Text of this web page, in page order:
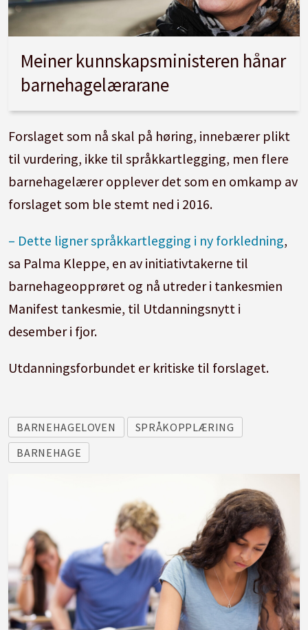
Meiner kunnskapsministeren hånar
barnehagelærarane
Forslaget som nå skal på høring, innebærer plikt
til vurdering, ikke til språkkartlegging, men flere
barnehagelærer opplever det som en omkamp av
forslaget som ble stemt ned i 2016.
– Dette ligner språkkartlegging i ny forkledning,
sa Palma Kleppe, en av initiativtakerne til
barnehageopprøret og nå utreder i tankesmien
Manifest tankesmie, til Utdanningsnytt i
desember i fjor.
Utdanningsforbundet er kritiske til forslaget.
BARNEHAGELOVEN
SPRÅKOPPLÆRING
BARNEHAGE